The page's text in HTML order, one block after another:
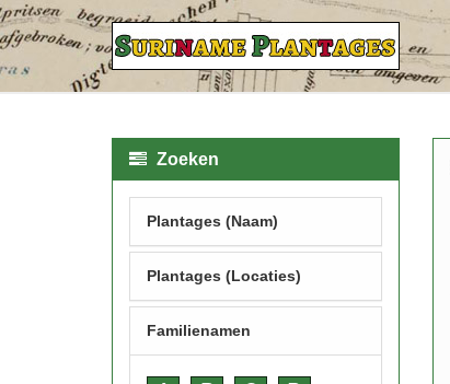
Zoeken
Plantages (Naam)
Plantages (Locaties)
Familienamen